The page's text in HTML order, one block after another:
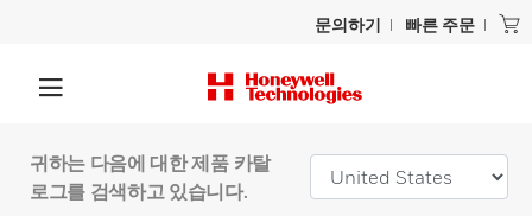
문의하기 빠른 주문
귀하는 다음에 대한 제품 카탈
로그를 검색하고 있습니다.